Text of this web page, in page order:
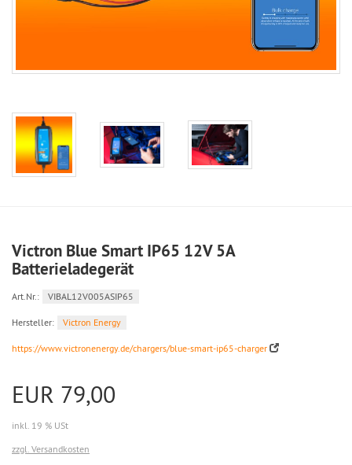
Victron Blue Smart IP65 12V 5A
Batterieladegerät
Art.Nr.: VIBAL12V005ASIP65
Hersteller: Victron Energy
https://www.victronenergy.de/chargers/blue-smart-ip65-charger
EUR 79,00
inkl. 19 % USt
zzgl. Versandkosten